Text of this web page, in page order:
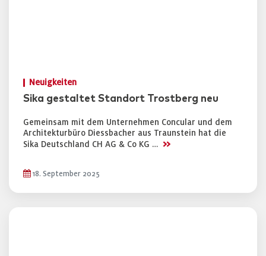
Neuigkeiten
Sika gestaltet Standort Trostberg neu
Gemeinsam mit dem Unternehmen Concular und dem
Architekturbüro Diessbacher aus Traunstein hat die
Sika Deutschland CH AG & Co KG … >>
18. September 2025